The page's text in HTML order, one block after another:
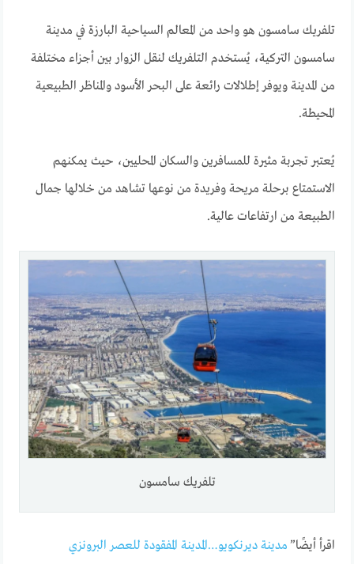
تلفريك سامسون هو واحد من المعالم السياحية البارزة في مدينة
سامسون التركية، يُستخدم التلفريك لنقل الزوار بين أجزاء مختلفة
من المدينة ويوفر إطلالات رائعة على البحر الأسود والمناظر الطبيعية
المحيطة.
يُعتبر تجربة مثيرة للمسافرين والسكان المحليين، حيث يمكنهم
الاستمتاع برحلة مريحة وفريدة من نوعها تشاهد من خلالها جمال
الطبيعة من ارتفاعات عالية.
تلفريك سامسون
اقرأ أيضًا” مدينة ديرنكويو…المدينة المفقودة للعصر البرونزي